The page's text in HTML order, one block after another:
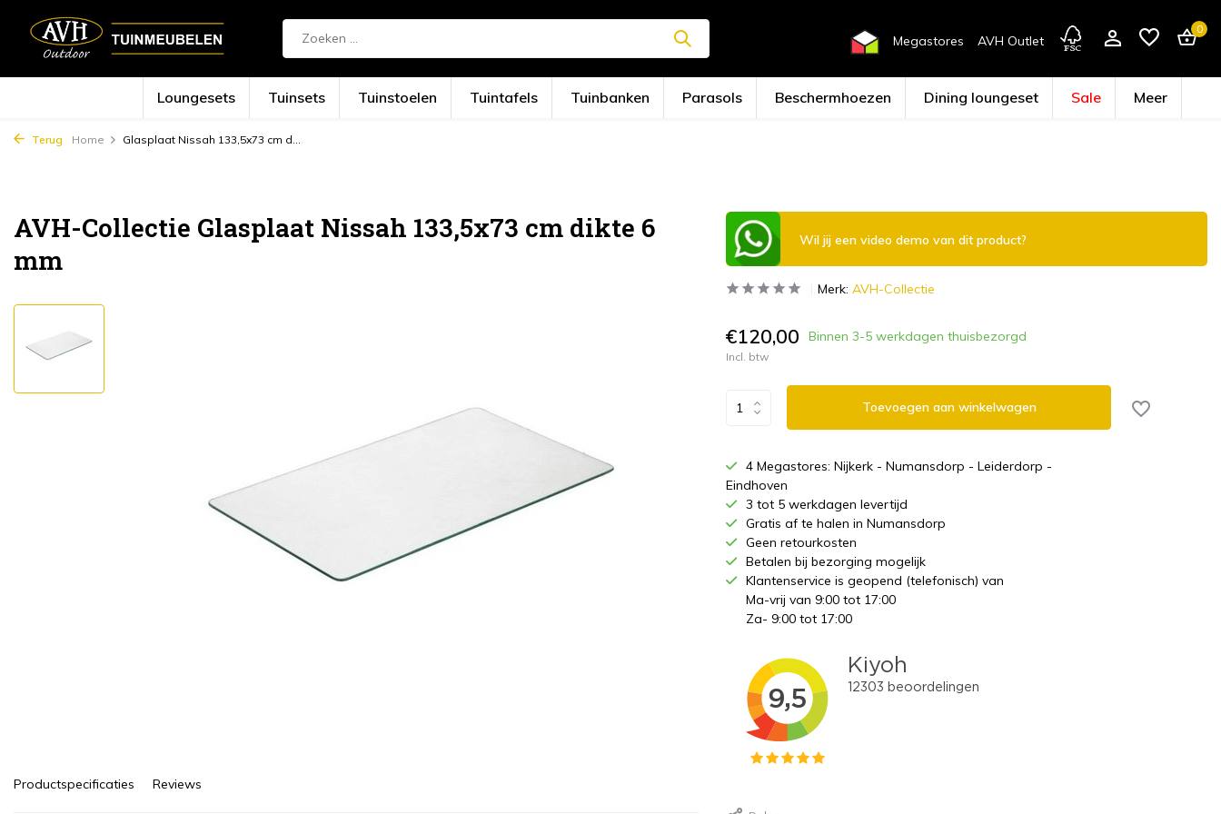
Megastores AVH Outlet
0
Loungesets Tuinsets Tuinstoelen Tuintafels Tuinbanken Parasols Beschermhoezen Dining loungeset Sale Meer
Terug Home Glasplaat Nissah 133,5x73 cm d...
AVH-Collectie Glasplaat Nissah 133,5x73 cm dikte 6
mm
Productspecificaties Reviews
Wil jij een video demo van dit product?
Merk: AVH-Collectie
€120,00 Binnen 3-5 werkdagen thuisbezorgd
Incl. btw
Toevoegen aan winkelwagen
4 Megastores: Nijkerk - Numansdorp - Leiderdorp -
Eindhoven
3 tot 5 werkdagen levertijd
Gratis af te halen in Numansdorp
Geen retourkosten
Betalen bij bezorging mogelijk
Klantenservice is geopend (telefonisch) van
Ma-vrij van 9:00 tot 17:00
Za- 9:00 tot 17:00